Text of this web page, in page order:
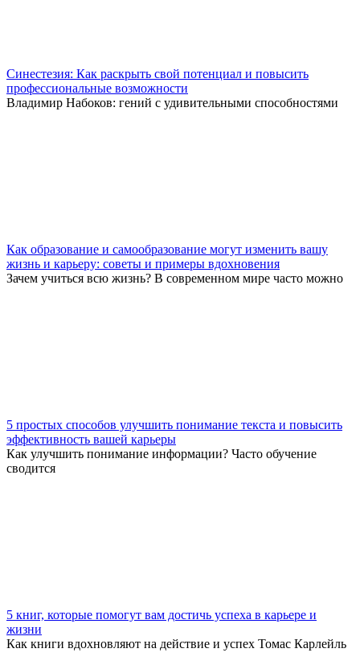
Синестезия: Как раскрыть свой потенциал и повысить
профессиональные возможности
Владимир Набоков: гений с удивительными способностями
Как образование и самообразование могут изменить вашу
жизнь и карьеру: советы и примеры вдохновения
Зачем учиться всю жизнь? В современном мире часто можно
5 простых способов улучшить понимание текста и повысить
эффективность вашей карьеры
Как улучшить понимание информации? Часто обучение
сводится
5 книг, которые помогут вам достичь успеха в карьере и
жизни
Как книги вдохновляют на действие и успех Томас Карлейль